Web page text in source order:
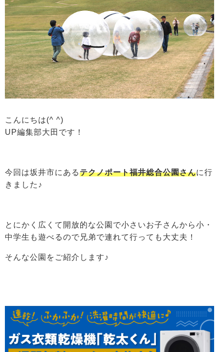
こんにちは(^ ^)
UP編集部大田です！
今回は坂井市にあるテクノポート福井総合公園さんに行
きました♪
とにかく広くて開放的な公園で小さいお子さんから小・
中学生も遊べるので兄弟で連れて行っても大丈夫！
そんな公園をご紹介します♪